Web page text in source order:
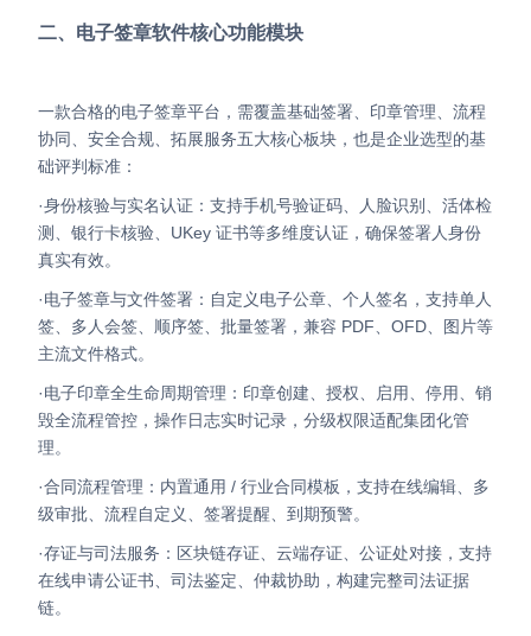
二、电子签章软件核心功能模块
一款合格的电子签章平台，需覆盖基础签署、印章管理、流程
协同、安全合规、拓展服务五大核心板块，也是企业选型的基
础评判标准：
·身份核验与实名认证：支持手机号验证码、人脸识别、活体检
测、银行卡核验、UKey 证书等多维度认证，确保签署人身份
真实有效。
·电子签章与文件签署：自定义电子公章、个人签名，支持单人
签、多人会签、顺序签、批量签署，兼容 PDF、OFD、图片等
主流文件格式。
·电子印章全生命周期管理：印章创建、授权、启用、停用、销
毁全流程管控，操作日志实时记录，分级权限适配集团化管
理。
·合同流程管理：内置通用 / 行业合同模板，支持在线编辑、多
级审批、流程自定义、签署提醒、到期预警。
·存证与司法服务：区块链存证、云端存证、公证处对接，支持
在线申请公证书、司法鉴定、仲裁协助，构建完整司法证据
链。